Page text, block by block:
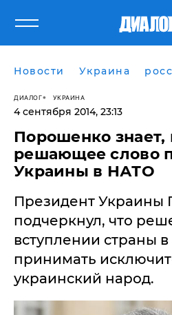
Новости Украина
ДИАЛОГ УКРАИНА
4 сентября 2014, 23:13
Порошенко знает,
решающее слово
Украины в НАТО
Президент Украины
подчеркнул, что
вступлении страны
принимать
украинский народ.